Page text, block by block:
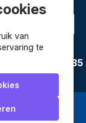
bijWebwinkel
3635
van
te